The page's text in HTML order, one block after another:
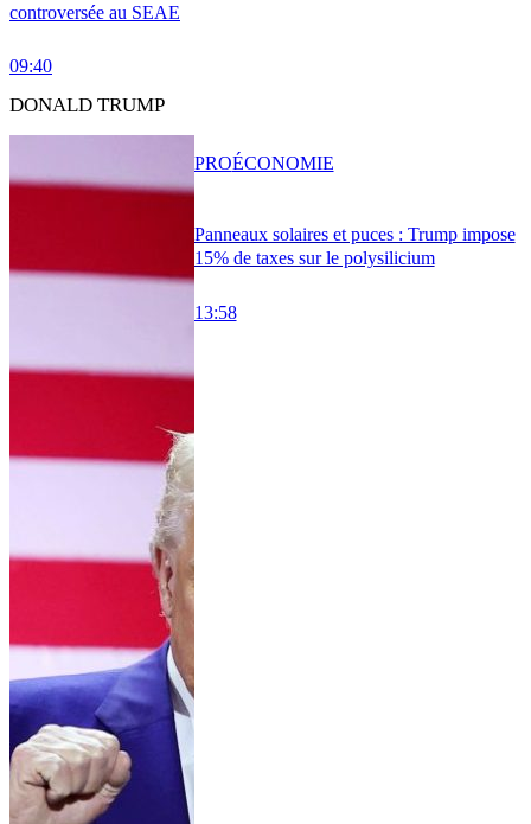
controversée au SEAE
09:40
DONALD TRUMP
Panneaux solaires et puces : Trump impose
15% de taxes sur le polysilicium
13:58
PROÉCONOMIE